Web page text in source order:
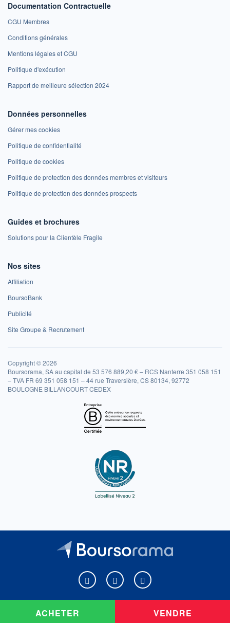
ACHETER VENDRE
Documentation Contractuelle
CGU Membres
Conditions générales
Mentions légales et CGU
Politique d'exécution
Rapport de meilleure sélection 2024
Données personnelles
Gérer mes cookies
Politique de confidentialité
Politique de cookies
Politique de protection des données membres et visiteurs
Politique de protection des données prospects
Guides et brochures
Solutions pour la Clientèle Fragile
Nos sites
Affiliation
BoursoBank
Publicité
Site Groupe & Recrutement
Copyright © 2026
Boursorama, SA au capital de 53 576 889,20 € – RCS Nanterre 351 058 151
– TVA FR 69 351 058 151 – 44 rue Traversière, CS 80134, 92772
BOULOGNE BILLANCOURT CEDEX
Boursorama sur Facebook
Boursorama sur XBoursorama sur